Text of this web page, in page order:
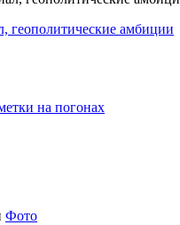
геополитические амбиции
на погонах
Фото